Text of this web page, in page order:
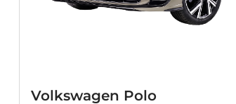
Volkswagen Polo